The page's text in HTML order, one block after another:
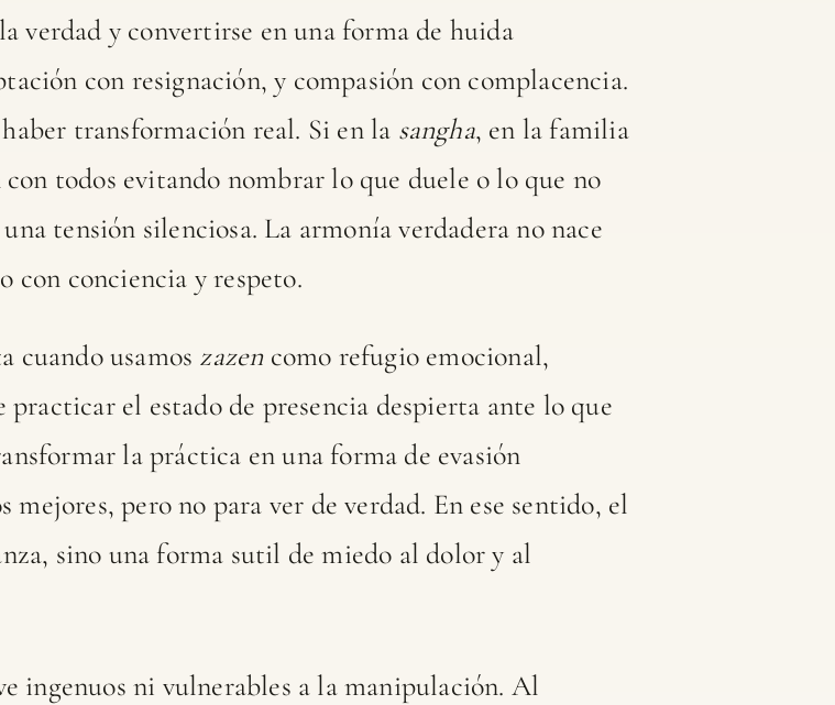
verdad y convertirse en una forma de huida
con resignación, y compasión con complacencia.
transformación real. Si en la sangha, en la familia
todos evitando nombrar lo que duele o lo que no
tensión silenciosa. La armonía verdadera no nace
con conciencia y respeto.
cuando usamos zazencomo refugio emocional,
el estado de presencia despierta ante lo que
la práctica en una forma de evasión
pero no para ver de verdad. En ese sentido, el
sino una forma sutil de miedo al dolor y al
ingenuos ni vulnerables a la manipulación. Al